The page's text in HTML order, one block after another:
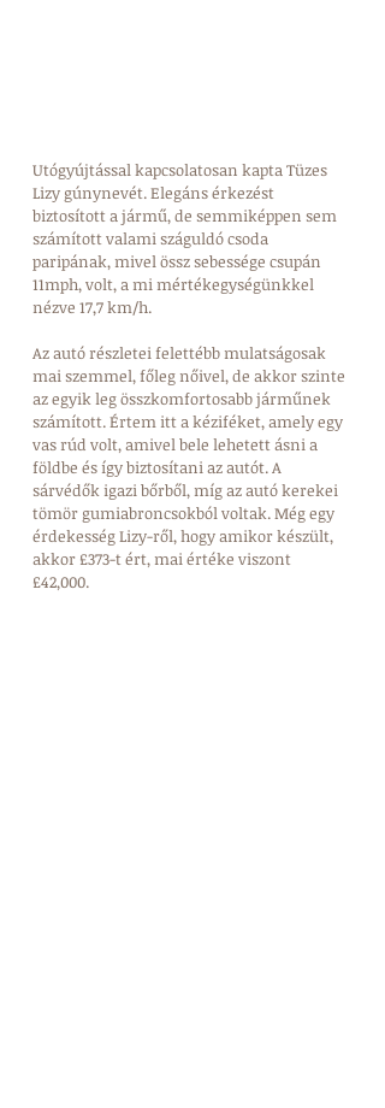
Utógyújtással kapcsolatosan kapta Tüzes
Lizy gúnynevét. Elegáns érkezést
biztosított a jármű, de semmiképpen sem
számított valami száguldó csoda
paripának, mivel össz sebessége csupán
11mph, volt, a mi mértékegységünkkel
nézve 17,7 km/h.
Az autó részletei felettébb mulatságosak
mai szemmel, főleg nőivel, de akkor szinte
az egyik leg összkomfortosabb járműnek
számított. Értem itt a kéziféket, amely egy
vas rúd volt, amivel bele lehetett ásni a
földbe és így biztosítani az autót. A
sárvédők igazi bőrből, míg az autó kerekei
tömör gumiabroncsokból voltak. Még egy
érdekesség Lizy-ről, hogy amikor készült,
akkor £373-t ért, mai értéke viszont
£42,000.